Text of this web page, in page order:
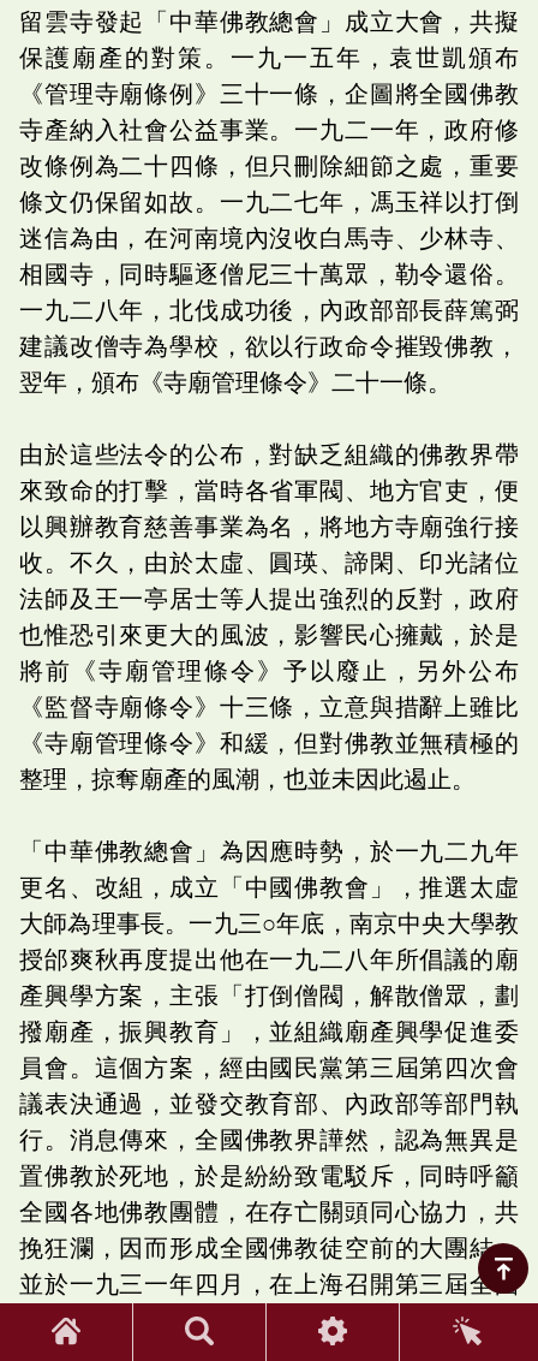
留雲寺發起「中華佛教總會」成立大會，共擬
保護廟產的對策。一九一五年，袁世凱頒布
《管理寺廟條例》三十一條，企圖將全國佛教
寺產納入社會公益事業。一九二一年，政府修
改條例為二十四條，但只刪除細節之處，重要
條文仍保留如故。一九二七年，馮玉祥以打倒
迷信為由，在河南境內沒收白馬寺、少林寺、
相國寺，同時驅逐僧尼三十萬眾，勒令還俗。
一九二八年，北伐成功後，內政部部長薛篤弼
建議改僧寺為學校，欲以行政命令摧毀佛教，
翌年，頒布《寺廟管理條令》二十一條。
由於這些法令的公布，對缺乏組織的佛教界帶
來致命的打擊，當時各省軍閥、地方官吏，便
以興辦教育慈善事業為名，將地方寺廟強行接
收。不久，由於太虛、圓瑛、諦閑、印光諸位
法師及王一亭居士等人提出強烈的反對，政府
也惟恐引來更大的風波，影響民心擁戴，於是
將前《寺廟管理條令》予以廢止，另外公布
《監督寺廟條令》十三條，立意與措辭上雖比
《寺廟管理條令》和緩，但對佛教並無積極的
整理，掠奪廟產的風潮，也並未因此遏止。
「中華佛教總會」為因應時勢，於一九二九年
更名、改組，成立「中國佛教會」，推選太虛
大師為理事長。一九三○年底，南京中央大學教
授邰爽秋再度提出他在一九二八年所倡議的廟
產興學方案，主張「打倒僧閥，解散僧眾，劃
撥廟產，振興教育」，並組織廟產興學促進委
員會。這個方案，經由國民黨第三屆第四次會
議表決通過，並發交教育部、內政部等部門執
行。消息傳來，全國佛教界譁然，認為無異是
置佛教於死地，於是紛紛致電駁斥，同時呼籲
全國各地佛教團體，在存亡關頭同心協力，共
挽狂瀾，因而形成全國佛教徒空前的大團結；
並於一九三一年四月，在上海召開第三屆全國
佛教徒代表大會，由太虛大師撰〈上國民會議